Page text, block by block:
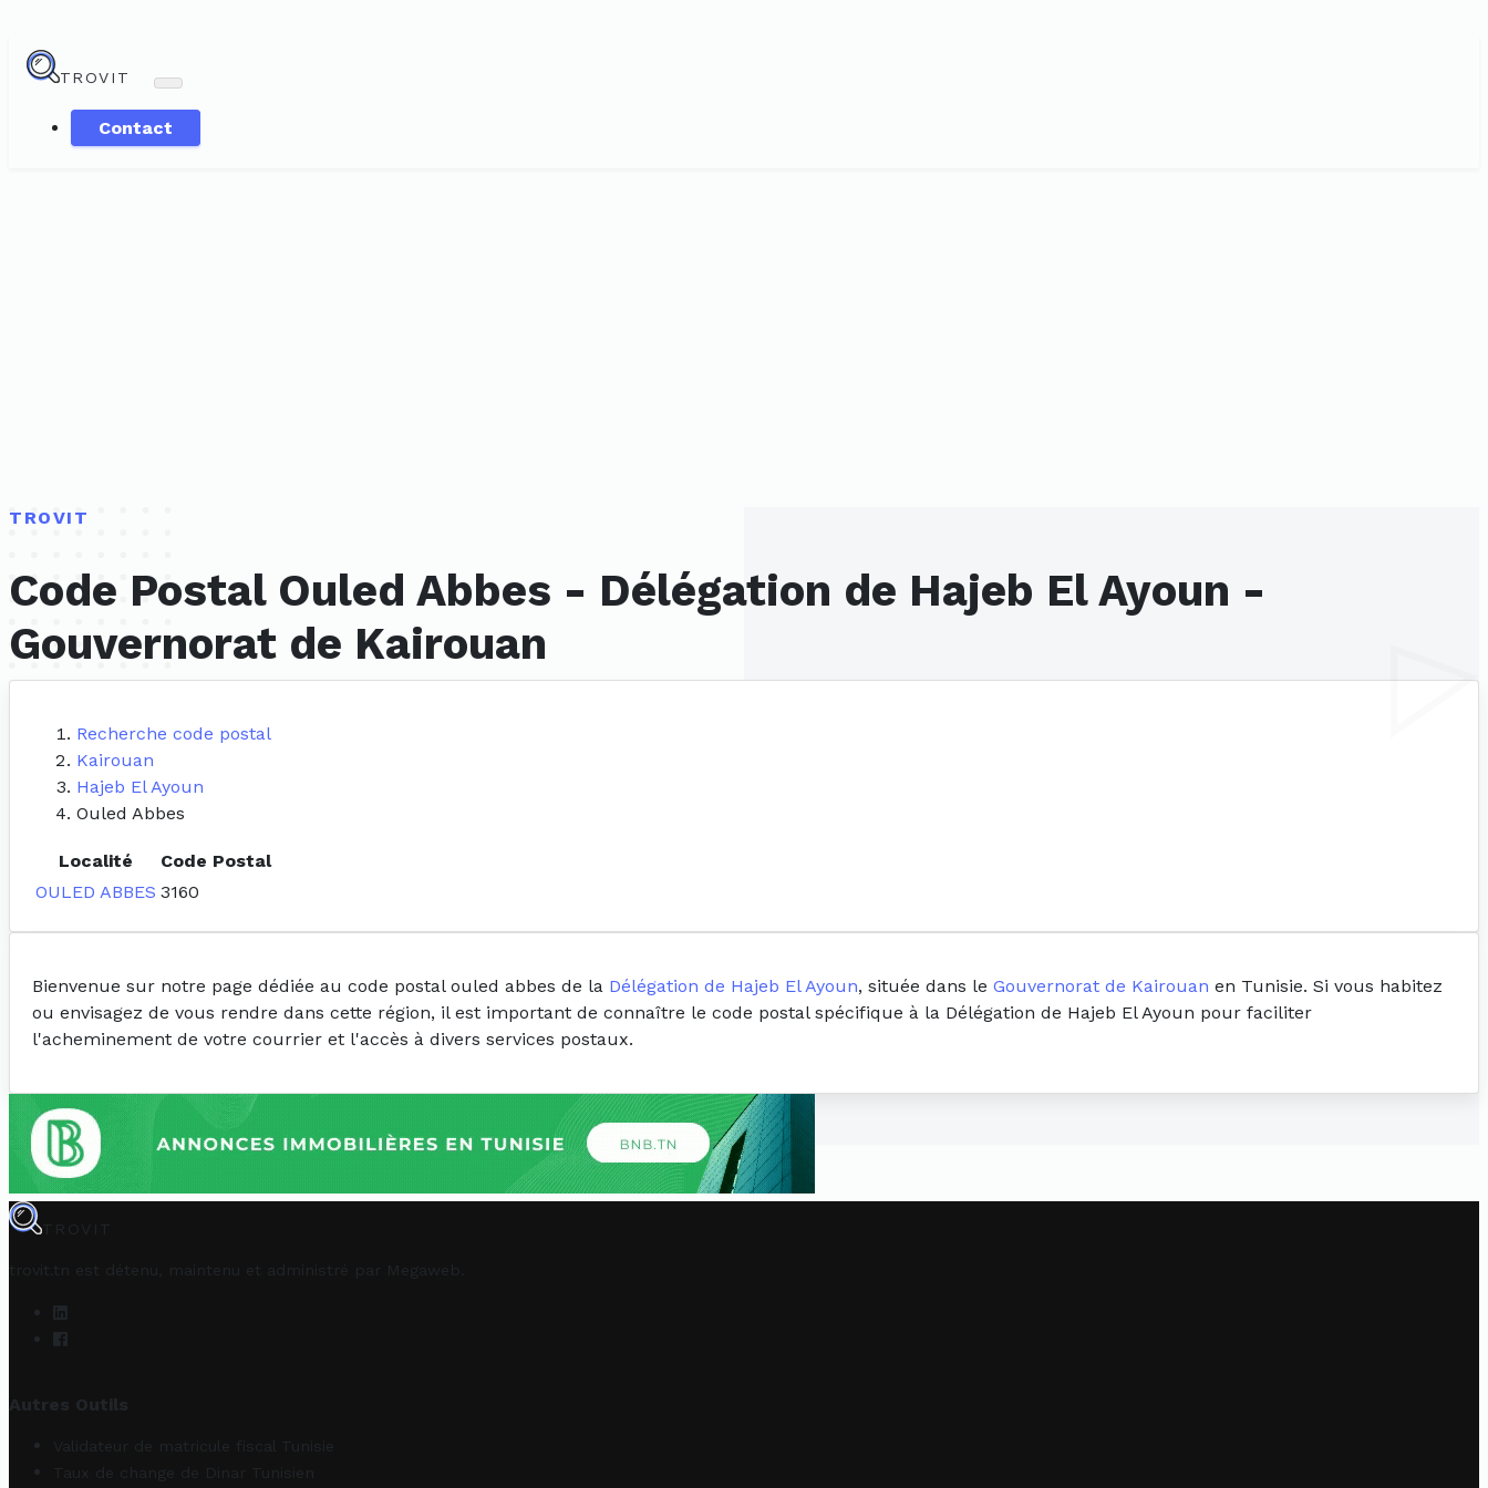
TROVIT
Contact
TROVIT
Code Postal Ouled Abbes - Délégation de Hajeb El Ayoun -
Gouvernorat de Kairouan
Recherche code postal
Kairouan
Hajeb El Ayoun
Ouled Abbes
Localité
Code Postal
OULED ABBES 3160
Bienvenue sur notre page dédiée au code postal ouled abbes de la Délégation de Hajeb El Ayoun, située dans le Gouvernorat de Kairouan en Tunisie. Si vous habitez
ou envisagez de vous rendre dans cette région, il est important de connaître le code postal spécifique à la Délégation de Hajeb El Ayoun pour faciliter
l'acheminement de votre courrier et l'accès à divers services postaux.
TROVIT
trovit.tn est détenu, maintenu et administré par Megaweb
Autres Outils
Validateur de matricule fiscal Tunisie
Taux de change de Dinar Tunisien